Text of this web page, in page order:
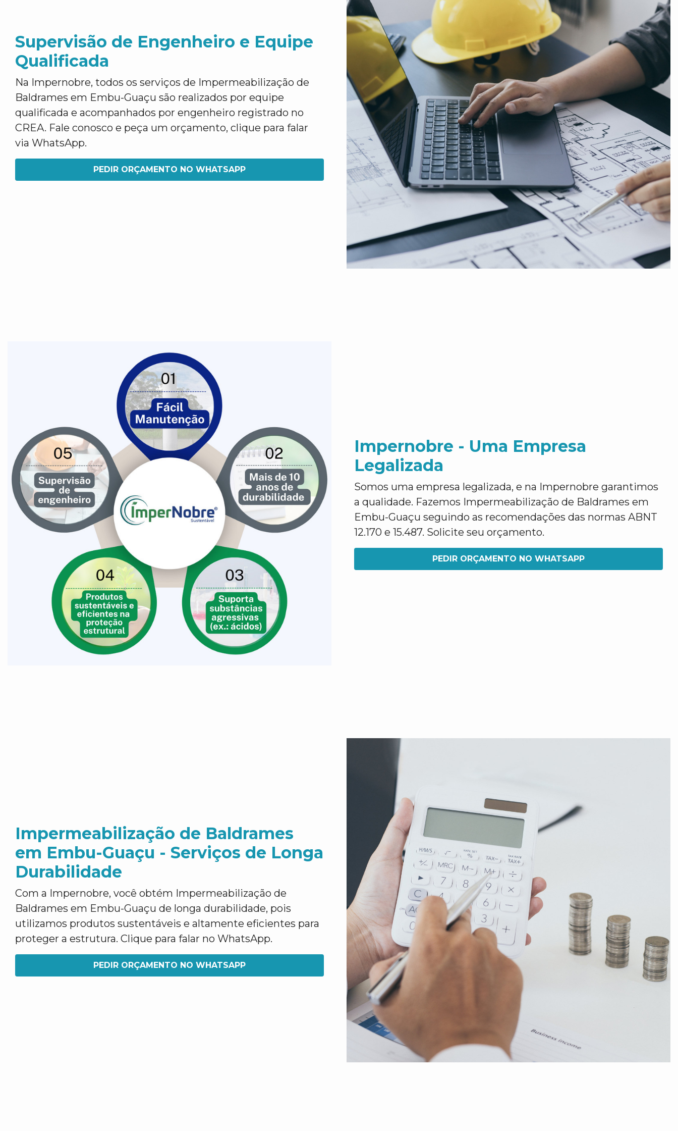
Supervisão de Engenheiro e Equipe
Qualificada
Na Impernobre, todos os serviços de Impermeabilização de
Baldrames em Embu-Guaçu são realizados por equipe
qualificada e acompanhados por engenheiro registrado no
CREA. Fale conosco e peça um orçamento, clique para falar
via WhatsApp.
PEDIR ORÇAMENTO NO WHATSAPP
Impernobre - Uma Empresa
Legalizada
Somos uma empresa legalizada, e na Impernobre garantimos
a qualidade. Fazemos Impermeabilização de Baldrames em
Embu-Guaçu seguindo as recomendações das normas ABNT
12.170 e 15.487. Solicite seu orçamento.
PEDIR ORÇAMENTO NO WHATSAPP
Impermeabilização de Baldrames
em Embu-Guaçu - Serviços de Longa
Durabilidade
Com a Impernobre, você obtém Impermeabilização de
Baldrames em Embu-Guaçu de longa durabilidade, pois
utilizamos produtos sustentáveis e altamente eficientes para
proteger a estrutura. Clique para falar no WhatsApp.
PEDIR ORÇAMENTO NO WHATSAPP